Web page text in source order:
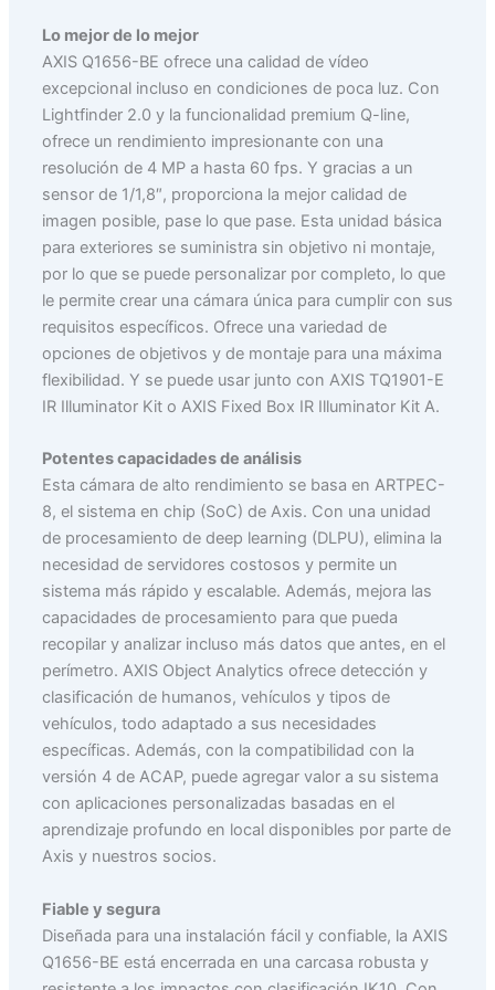
Lo mejor de lo mejor
AXIS Q1656-BE ofrece una calidad de vídeo
excepcional incluso en condiciones de poca luz. Con
Lightfinder 2.0 y la funcionalidad premium Q-line,
ofrece un rendimiento impresionante con una
resolución de 4 MP a hasta 60 fps. Y gracias a un
sensor de 1/1,8″, proporciona la mejor calidad de
imagen posible, pase lo que pase. Esta unidad básica
para exteriores se suministra sin objetivo ni montaje,
por lo que se puede personalizar por completo, lo que
le permite crear una cámara única para cumplir con sus
requisitos específicos. Ofrece una variedad de
opciones de objetivos y de montaje para una máxima
flexibilidad. Y se puede usar junto con AXIS TQ1901-E
IR Illuminator Kit o AXIS Fixed Box IR Illuminator Kit A.
Potentes capacidades de análisis
Esta cámara de alto rendimiento se basa en ARTPEC-
8, el sistema en chip (SoC) de Axis. Con una unidad
de procesamiento de deep learning (DLPU), elimina la
necesidad de servidores costosos y permite un
sistema más rápido y escalable. Además, mejora las
capacidades de procesamiento para que pueda
recopilar y analizar incluso más datos que antes, en el
perímetro. AXIS Object Analytics ofrece detección y
clasificación de humanos, vehículos y tipos de
vehículos, todo adaptado a sus necesidades
específicas. Además, con la compatibilidad con la
versión 4 de ACAP, puede agregar valor a su sistema
con aplicaciones personalizadas basadas en el
aprendizaje profundo en local disponibles por parte de
Axis y nuestros socios.
Fiable y segura
Diseñada para una instalación fácil y confiable, la AXIS
Q1656-BE está encerrada en una carcasa robusta y